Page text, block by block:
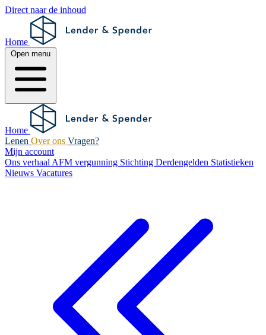
Direct naar de inhoud
Home
Open menu
Home
Lenen Over ons Vragen?
Mijn account
Ons verhaal AFM vergunning Stichting Derdengelden Statistieken
Nieuws Vacatures